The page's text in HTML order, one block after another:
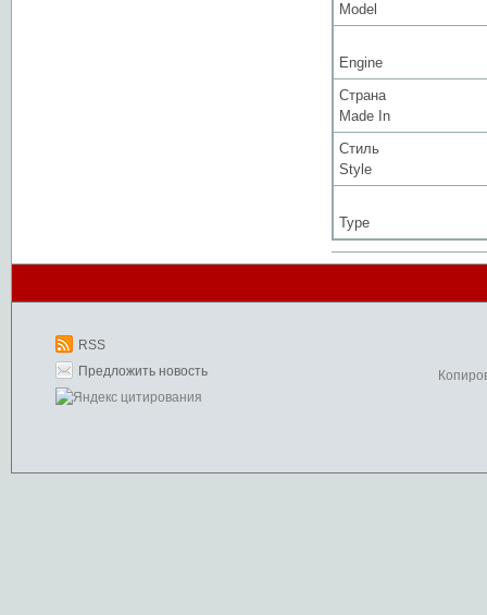
Model
Engine
Страна
Made In
Стиль
Style
Type
RSS
Предложить новость